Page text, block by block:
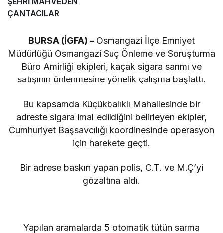
ÇANTACILAR
BURSA (İGFA) – Osmangazi İlçe Emniyet
Müdürlüğü Osmangazi Suç Önleme ve Soruşturma
Büro Amirliği ekipleri, kaçak sigara sarımı ve
satışının önlenmesine yönelik çalışma başlattı.
Bu kapsamda Küçükbalıklı Mahallesinde bir
adreste sigara imal edildiğini belirleyen ekipler,
Cumhuriyet Başsavcılığı koordinesinde operasyon
için harekete geçti.
Bir adrese baskın yapan polis, C.T. ve M.Ç’yi
gözaltına aldı.
Yapılan aramalarda 5 otomatik tütün sarma